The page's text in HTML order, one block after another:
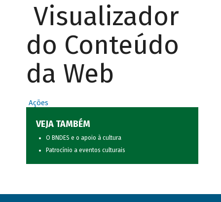
Visualizador
do Conteúdo
da Web
Ações
VEJA TAMBÉM
O BNDES e o apoio à cultura
Patrocínio a eventos culturais